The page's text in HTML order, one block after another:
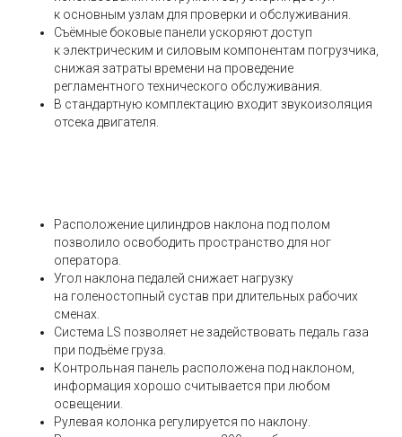
к основным узлам для проверки и обслуживания.
Съёмные боковые панели ускоряют доступ
к электрическим и силовым компонентам погрузчика,
снижая затраты времени на проведение
регламентного технического обслуживания.
В стандартную комплектацию входит звукоизоляция
отсека двигателя.
Расположение цилиндров наклона под полом
позволило освободить пространство для ног
оператора.
Угол наклона педалей снижает нагрузку
на голеностопный сустав при длительных рабочих
сменах.
Система LS позволяет не задействовать педаль газа
при подъёме груза.
Контрольная панель расположена под наклоном,
информация хорошо считывается при любом
освещении.
Рулевая колонка регулируется по наклону.
Сервис
Аренда
Погрузчики б/у
CEYLIFT
Noblelift
Силант
Тракторы и мини-погрузчики
Hangcha
Heli
Поиск по сайту
Wecan
Xilin